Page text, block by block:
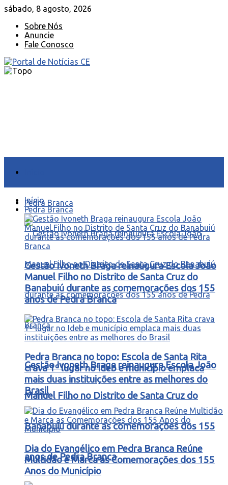
sábado, 8 agosto, 2026
Sobre Nós
Anuncie
Fale Conosco
Pedra Branca
Gestão Ivoneth Braga reinaugura Escola João
Manuel Filho no Distrito de Santa Cruz do
Banabuiú durante as comemorações dos 155
anos de Pedra Branca
Início
Pedra Branca
Gestão Ivoneth Braga reinaugura Escola João
Manuel Filho no Distrito de Santa Cruz do
Banabuiú durante as comemorações dos 155
anos de Pedra Branca
Pedra Branca no topo: Escola de Santa Rita
crava 1º lugar no Ideb e município emplaca
mais duas instituições entre as melhores do
Brasil
Dia do Evangélico em Pedra Branca Reúne
Multidão e Marca as Comemorações dos 155
Anos do Município